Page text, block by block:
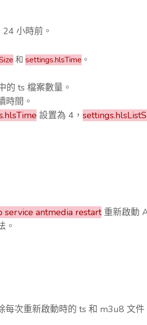
小時前。
和 settings.hlsTime 。
的 ts 檔案數量。
時間。
設置為 4，
service antmedia restart重新啟動
。
次重新啟動時的 ts 和 m3u8 文